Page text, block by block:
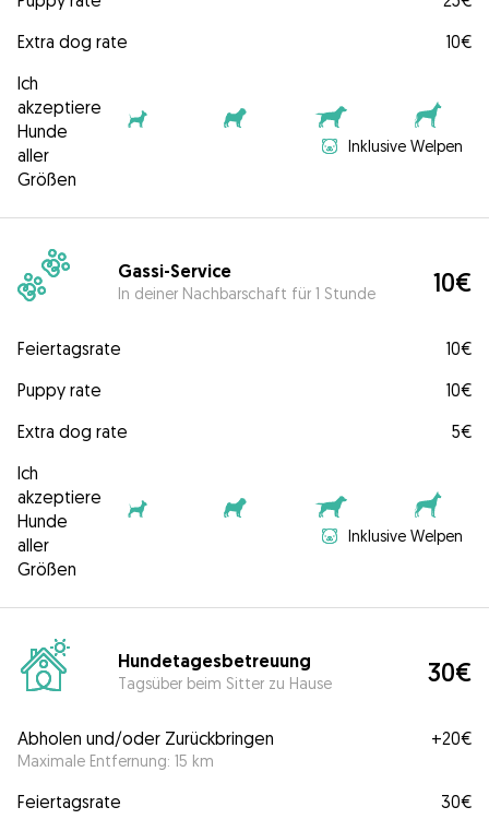
Extra dog rate
10€
Ich
akzeptiere
Hunde
aller
Größen
Inklusive Welpen
Gassi-Service
In deiner Nachbarschaft für 1 Stunde 10€
Feiertagsrate
10€
Puppy rate
10€
Extra dog rate
5€
Ich
akzeptiere
Hunde
aller
Größen
Inklusive Welpen
Hundetagesbetreuung
Tagsüber beim Sitter zu Hause 30€
Abholen und/oder Zurückbringen
Maximale Entfernung: 15 km
+20€
Feiertagsrate
30€